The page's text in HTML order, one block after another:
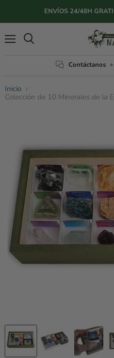
ENVÍOS 24/48H
Contáctanos
Inicio
Colección de 10 Minerales de la